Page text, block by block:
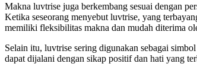
Makna luvtrise juga berkembang sesuai dengan
Ketika seseorang menyebut luvtrise, yang
memiliki fleksibilitas makna dan mudah diterima
Selain itu, luvtrise sering digunakan sebagai
dapat dijalani dengan sikap positif dan hati yang